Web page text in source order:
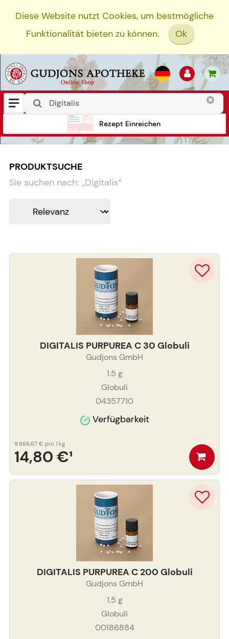
Diese Website nutzt Cookies, um bestmögliche
Funktionalität bieten zu können.
Ok
Rezept Einreichen
PRODUKTSUCHE
Sie suchen nach: „Digitalis“
DIGITALIS PURPUREA C 30 Globuli
Gudjons GmbH
1.5 g
Globuli
04357710
Verfügbarkeit
14,80 €¹
9.866,67 € pro 1 kg
DIGITALIS PURPUREA C 200 Globuli
Gudjons GmbH
1.5 g
Globuli
00186884